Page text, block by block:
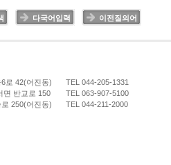
다국어입력 이전질의어
로 42(어진동)
TEL 044-205-1331
면 반교로 150
TEL 063-907-5100
250(어진동) TEL 044-211-2000